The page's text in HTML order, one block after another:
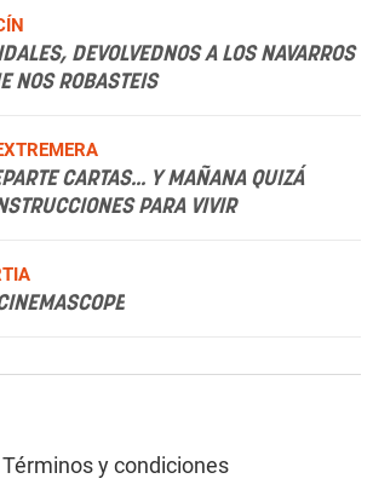
DEVOLVEDNOS A LOS NAVARROS
NOS ROBASTEIS
CARTAS... Y MAÑANA QUIZÁ
PARA VIVIR
Términos y condiciones